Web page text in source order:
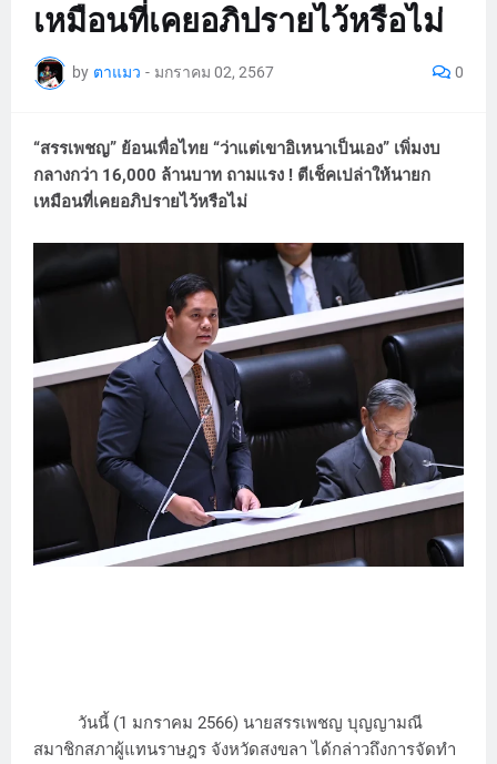
เหมือนที่เคยอภิปรายไว้หรือไม่
by ตาแมว - มกราคม 02, 2567 0
“สรรเพชญ” ย้อนเพื่อไทย “ว่าแต่เขาอิเหนาเป็นเอง” เพิ่มงบ
กลางกว่า 16,000 ล้านบาท ถามแรง ! ตีเช็คเปล่าให้นายก
เหมือนที่เคยอภิปรายไว้หรือไม่
วันนี้ (1 มกราคม 2566) นายสรรเพชญ บุญญามณี
สมาชิกสภาผู้แทนราษฎร จังหวัดสงขลา ได้กล่าวถึงการจัดทำ